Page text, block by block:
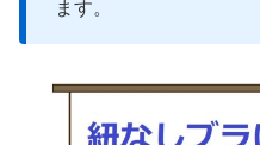
ます。